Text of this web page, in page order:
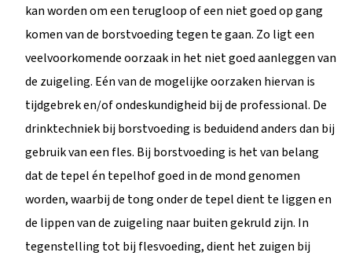
kan worden om een terugloop of een niet goed op gang
komen van de borstvoeding tegen te gaan. Zo ligt een
veelvoorkomende oorzaak in het niet goed aanleggen van
de zuigeling. Eén van de mogelijke oorzaken hiervan is
tijdgebrek en/of ondeskundigheid bij de professional. De
drinktechniek bij borstvoeding is beduidend anders dan bij
gebruik van een fles. Bij borstvoeding is het van belang
dat de tepel én tepelhof goed in de mond genomen
worden, waarbij de tong onder de tepel dient te liggen en
de lippen van de zuigeling naar buiten gekruld zijn. In
tegenstelling tot bij flesvoeding, dient het zuigen bij